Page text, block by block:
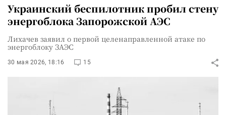
Украинский беспилотник пробил стену
энергоблока Запорожской АЭС
Лихачев заявил о первой целенаправленной атаке по
энергоблоку ЗАЭС
30 мая 2026, 18:16 15